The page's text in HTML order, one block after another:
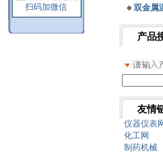
扫码加微信
双金属
产品
友情
仪器仪表
化工网
制药机械